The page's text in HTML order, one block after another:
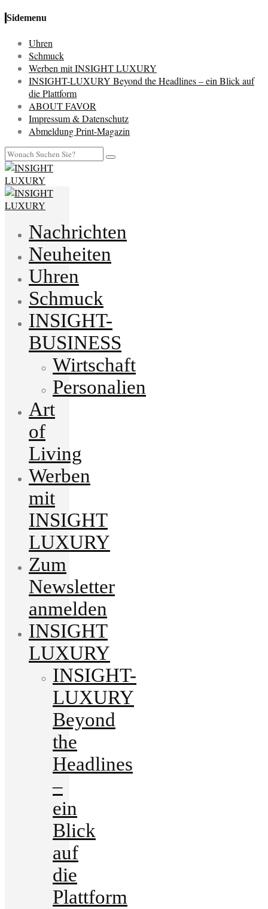
Sidemenu
Uhren
Schmuck
Werben mit INSIGHT LUXURY
INSIGHT-LUXURY Beyond the Headlines – ein Blick auf
die Plattform
ABOUT FAVOR
Impressum & Datenschutz
Abmeldung Print-Magazin
Nachrichten
Neuheiten
Uhren
Schmuck
INSIGHT-
BUSINESS
Wirtschaft
Personalien
Art
of
Living
Werben
mit
INSIGHT
LUXURY
Zum
Newsletter
anmelden
INSIGHT
LUXURY
INSIGHT-
LUXURY
Beyond
the
Headlines
–
ein
Blick
auf
die
Plattform